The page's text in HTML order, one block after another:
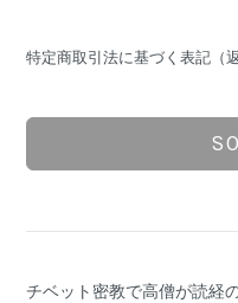
特定商取引法に基づく表記（
チベット密教で高僧が読経